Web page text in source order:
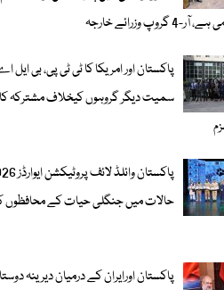
وزرائے خارجہ
پاکستان اور امریکا کا ٹی ٹی پی، بی ایل
سمیت دیگر گروہوں کیخلاف مشترکہ
حالات میں جنگلی حیات کے محافظوں
پاکستان اورایران کے درمیان دیرینہ